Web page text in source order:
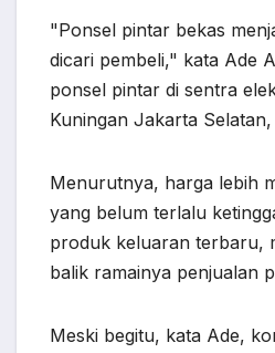
"Ponsel pintar bekas
dicari pembeli," kata Ade
ponsel pintar di sentra
Kuningan Jakarta Selatan,
Menurutnya, harga lebih
yang belum terlalu
produk keluaran terbaru,
balik ramainya penjualan
Meski begitu, kata Ade,